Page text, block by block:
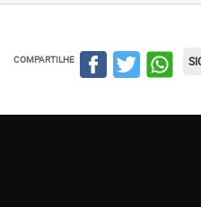
COMPARTILHE